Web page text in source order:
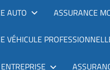
AUTO ASSURANCE
VÉHICULE